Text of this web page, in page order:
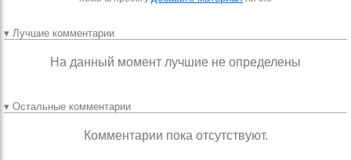
▾ Лучшие комментарии
На данный момент лучшие не определены
▾ Остальные комментарии
Комментарии пока отсутствуют.